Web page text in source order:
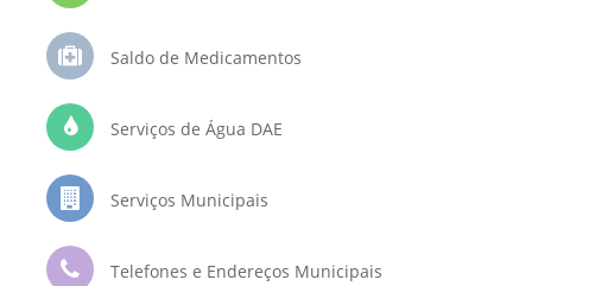
Saldo de Medicamentos
Serviços de Água DAE
Serviços Municipais
Telefones e Endereços Municipais